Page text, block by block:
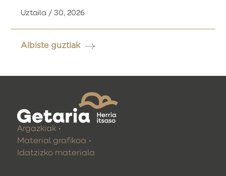
Uztaila / 30, 2026
Albiste guztiak
Argazkiak
Material grafikoa
Idatzizko materiala